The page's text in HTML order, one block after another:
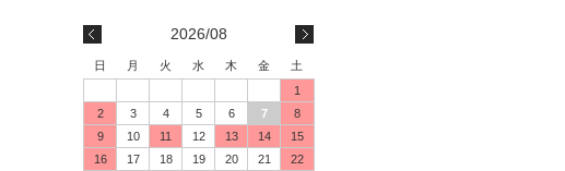
2026/08
日 月 火 水 木 金
土
1
2
3 4 5 6 7
8
9
10 11 12 13 14
15
16
17 18 19 20 21 22